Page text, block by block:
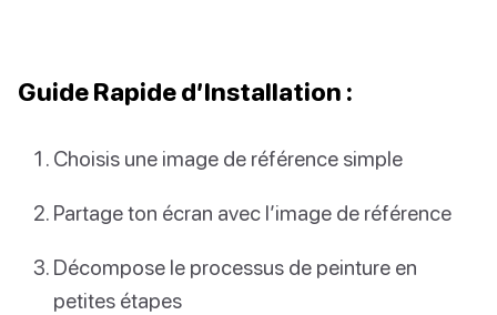
Guide Rapide d’Installation :
Choisis une image de référence simple
Partage ton écran avec l’image de référence
Décompose le processus de peinture en
petites étapes